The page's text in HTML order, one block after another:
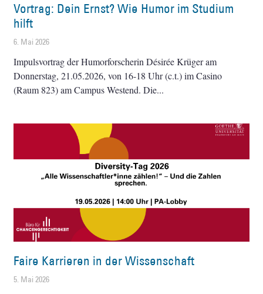
Vortrag: Dein Ernst? Wie Humor im Studium
hilft
6. Mai 2026
Impulsvortrag der Humorforscherin Désirée Krüger am
Donnerstag, 21.05.2026, von 16-18 Uhr (c.t.) im Casino
(Raum 823) am Campus Westend. Die
Faire Karrieren in der Wissenschaft
5. Mai 2026